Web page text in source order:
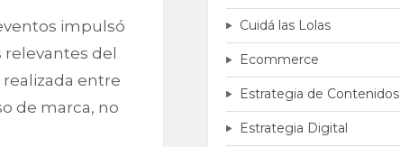
impulsó
del
entre
de marca, no
Cuidá las Lolas
Ecommerce
Estrategia de Contenidos
Estrategia Digital